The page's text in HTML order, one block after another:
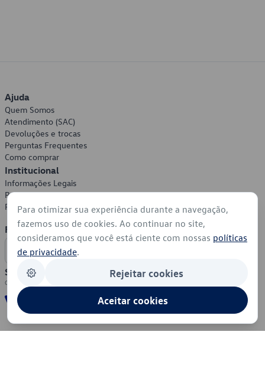
Ajuda
Quem Somos
Atendimento (SAC)
Devoluções e trocas
Perguntas Frequentes
Como comprar
Institucional
Informações Legais
Política de Privacidade
Política de Cookies
Formas de Pagamento
Segurança
Para otimizar sua experiência durante a navegação,
fazemos uso de cookies. Ao continuar no site,
consideramos que você está ciente com nossas políticas
de privacidade.
Rejeitar cookies
Aceitar cookies